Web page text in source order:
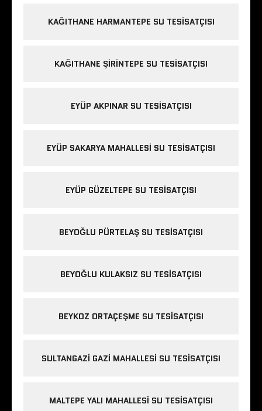
KAĞITHANE HARMANTEPE SU TESISATÇISI
KAĞITHANE ŞIRINTEPE SU TESISATÇISI
EYÜP AKPINAR SU TESISATÇISI
EYÜP SAKARYA MAHALLESI SU TESISATÇISI
EYÜP GÜZELTEPE SU TESISATÇISI
BEYOĞLU PÜRTELAŞ SU TESISATÇISI
BEYOĞLU KULAKSIZ SU TESISATÇISI
BEYKOZ ORTAÇEŞME SU TESISATÇISI
SULTANGAZI GAZI MAHALLESI SU TESISATÇISI
MALTEPE YALI MAHALLESI SU TESISATÇISI